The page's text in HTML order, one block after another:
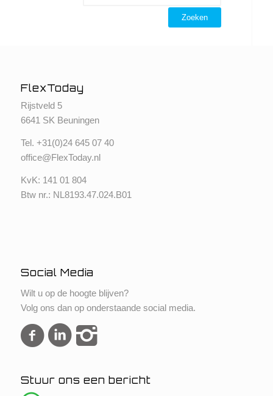
FlexToday
Rijstveld 5
6641 SK Beuningen
Tel. +31(0)24 645 07 40
office@FlexToday.nl
KvK: 141 01 804
Btw nr.: NL8193.47.024.B01
Social Media
Wilt u op de hoogte blijven?
Volg ons dan op onderstaande social media.
Stuur ons een bericht